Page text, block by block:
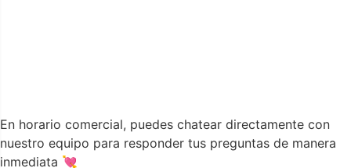
En horario comercial, puedes chatear directamente con
nuestro equipo para responder tus preguntas de manera
inmediata 💘